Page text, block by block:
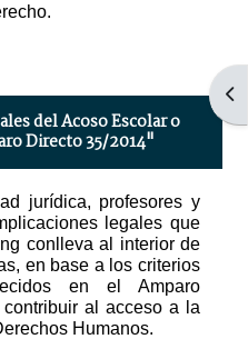
del Acoso Escolar o
Directo 35/2014"
jurídica, profesores y
legales que
conlleva al interior de
en base a los criterios
en el Amparo
al acceso a la
Humanos.